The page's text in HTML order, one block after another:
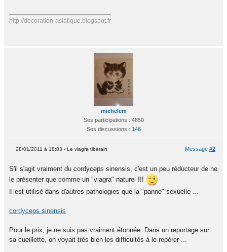
http://decoration-asiatique.blogspot.fr
michelem
Ses participations : 4850
Ses discussions : 146
Message #2
28/01/2011 à 18:03 - Le viagra tibétain
S'il s'agit vraiment du cordyceps sinensis, c'est un peu réducteur de ne
le présenter que comme un "viagra" naturel !!!
Il est utilisé dans d'autres pathologies que la "panne" sexuelle ...
cordyceps sinensis
Pour le prix, je ne suis pas vraiment étonnée .Dans un reportage sur
sa cueillette, on voyait très bien les difficultés à le repérer ...